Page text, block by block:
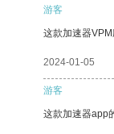
游客
这款加速器
2024-01-05
游客
这款加速器app